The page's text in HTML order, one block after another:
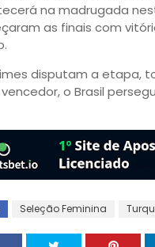
na madrugada
as finais com
disputam a etapa,
o Brasil
Seleção Feminina